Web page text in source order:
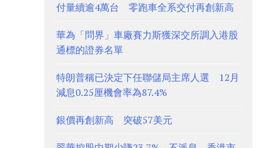
付量續逾4萬台 零跑車全系交付再創新高
華為「問界」車廠賽力斯獲深交所調入港股
通標的證券名單
特朗普稱已決定下任聯儲局主席人選 12月
減息0.25厘機會率為87.4%
銀價再創新高 突破57美元